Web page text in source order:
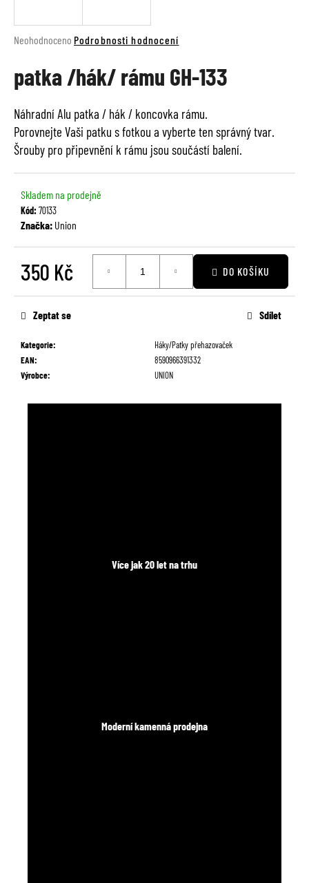
Průměrné
produktu
je
z
5
hvězdiček.
Neohodnoceno Podrobnosti hodnocení
patka /hák/ rámu GH-133
Náhradní Alu patka / hák / koncovka rámu.
Porovnejte Vaši patku s fotkou a vyberte ten správný tvar.
Šrouby pro připevnění k rámu jsou součástí balení.
Skladem na prodejně
Kód:70133
Značka: Union
350 Kč DO KOŠÍKU
Kategorie:
Háky/Patky přehazovaček
EAN:
8590966391332
Výrobce: UNION
Zeptat se Sdílet
Více jak 20 let na trhu
Moderní kamenná prodejna
j
t
?
u
m